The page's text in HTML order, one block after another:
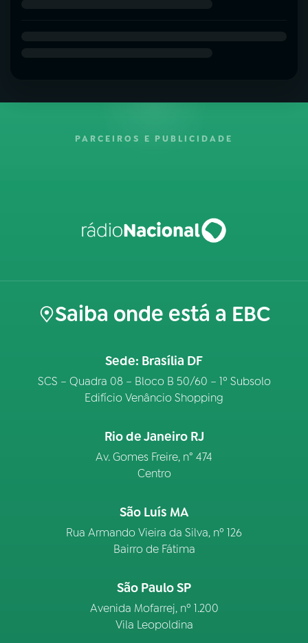
PARCEIROS E PUBLICIDADE
Saiba onde está a EBC
Sede: Brasília DF
SCS – Quadra 08 – Bloco B 50/60 – 1º Subsolo
Edifício Venâncio Shopping
Rio de Janeiro RJ
Av. Gomes Freire, n° 474
Centro
São Luís MA
Rua Armando Vieira da Silva, nº 126
Bairro de Fátima
São Paulo SP
Avenida Mofarrej, nº 1.200
Vila Leopoldina